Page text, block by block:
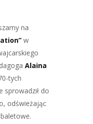
na
w
Alaina
tych
sprowadził do
odświeżając